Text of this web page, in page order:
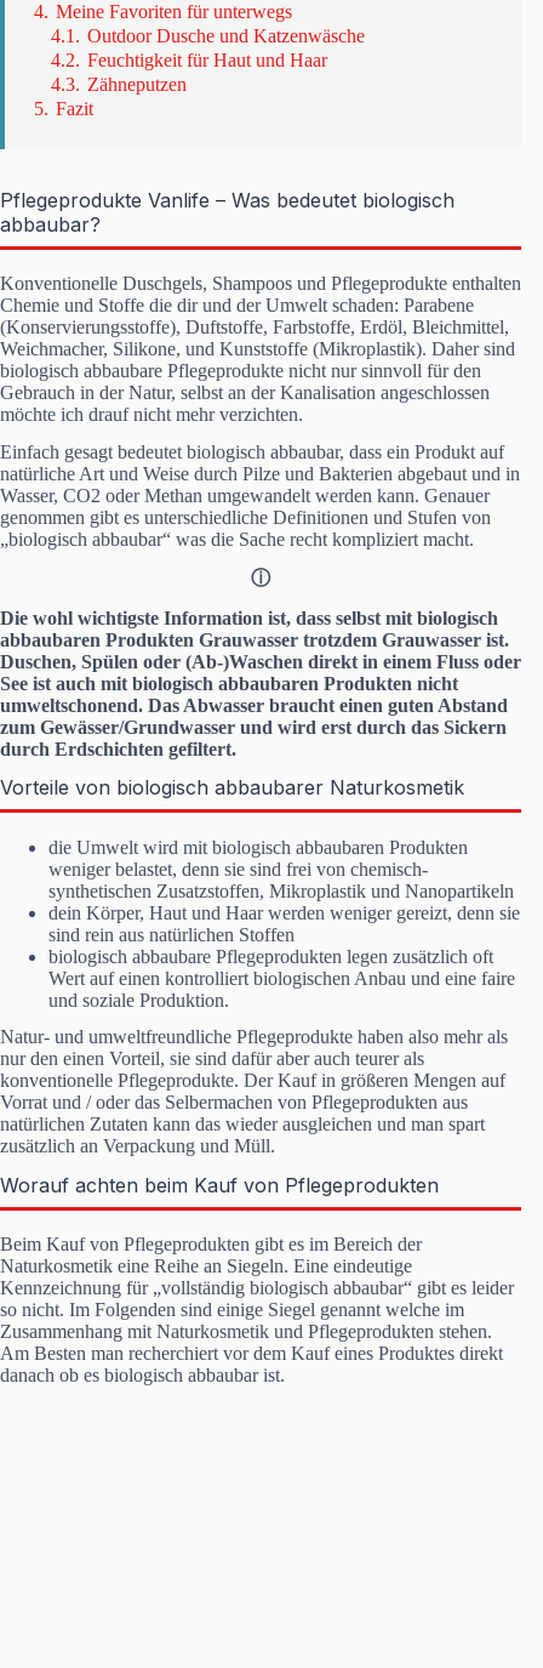
4. Meine Favoriten für unterwegs
4.1. Outdoor Dusche und Katzenwäsche
4.2. Feuchtigkeit für Haut und Haar
4.3. Zähneputzen
5. Fazit
Pflegeprodukte Vanlife – Was bedeutet biologisch
abbaubar?
Konventionelle Duschgels, Shampoos und Pflegeprodukte enthalten
Chemie und Stoffe die dir und der Umwelt schaden: Parabene
(Konservierungsstoffe), Duftstoffe, Farbstoffe, Erdöl, Bleichmittel,
Weichmacher, Silikone, und Kunststoffe (Mikroplastik). Daher sind
biologisch abbaubare Pflegeprodukte nicht nur sinnvoll für den
Gebrauch in der Natur, selbst an der Kanalisation angeschlossen
möchte ich drauf nicht mehr verzichten.
Einfach gesagt bedeutet biologisch abbaubar, dass ein Produkt auf
natürliche Art und Weise durch Pilze und Bakterien abgebaut und in
Wasser, CO2 oder Methan umgewandelt werden kann. Genauer
genommen gibt es unterschiedliche Definitionen und Stufen von
„biologisch abbaubar“ was die Sache recht kompliziert macht.
ⓘ
Die wohl wichtigste Information ist, dass selbst mit biologisch
abbaubaren Produkten Grauwasser trotzdem Grauwasser ist.
Duschen, Spülen oder (Ab-)Waschen direkt in einem Fluss oder
See ist auch mit biologisch abbaubaren Produkten nicht
umweltschonend. Das Abwasser braucht einen guten Abstand
zum Gewässer/Grundwasser und wird erst durch das Sickern
durch Erdschichten gefiltert.
Vorteile von biologisch abbaubarer Naturkosmetik
die Umwelt wird mit biologisch abbaubaren Produkten
weniger belastet, denn sie sind frei von chemisch-
synthetischen Zusatzstoffen, Mikroplastik und Nanopartikeln
dein Körper, Haut und Haar werden weniger gereizt, denn sie
sind rein aus natürlichen Stoffen
biologisch abbaubare Pflegeprodukten legen zusätzlich oft
Wert auf einen kontrolliert biologischen Anbau und eine faire
und soziale Produktion.
Natur- und umweltfreundliche Pflegeprodukte haben also mehr als
nur den einen Vorteil, sie sind dafür aber auch teurer als
konventionelle Pflegeprodukte. Der Kauf in größeren Mengen auf
Vorrat und / oder das Selbermachen von Pflegeprodukten aus
natürlichen Zutaten kann das wieder ausgleichen und man spart
zusätzlich an Verpackung und Müll.
Worauf achten beim Kauf von Pflegeprodukten
Beim Kauf von Pflegeprodukten gibt es im Bereich der
Naturkosmetik eine Reihe an Siegeln. Eine eindeutige
Kennzeichnung für „vollständig biologisch abbaubar“ gibt es leider
so nicht. Im Folgenden sind einige Siegel genannt welche im
Zusammenhang mit Naturkosmetik und Pflegeprodukten stehen.
Am Besten man recherchiert vor dem Kauf eines Produktes direkt
danach ob es biologisch abbaubar ist.